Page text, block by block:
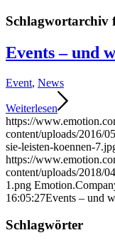
Schlagwortarchiv
Events – und
Event, News
Weiterlesen
https://
content/uploads/2016/
sie-leisten-koennen-
https://
content/uploads/2018/
1.png
16:05:27Events – und
Schlagwörter